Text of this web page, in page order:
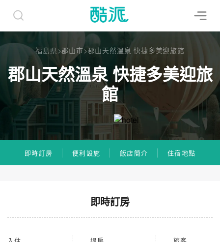
福島県>郡山市>郡山天然溫泉 快捷多美迎旅館
郡山天然溫泉 快捷多美迎旅
館
即時訂房 便利設施 飯店簡介 住宿地點
即時訂房